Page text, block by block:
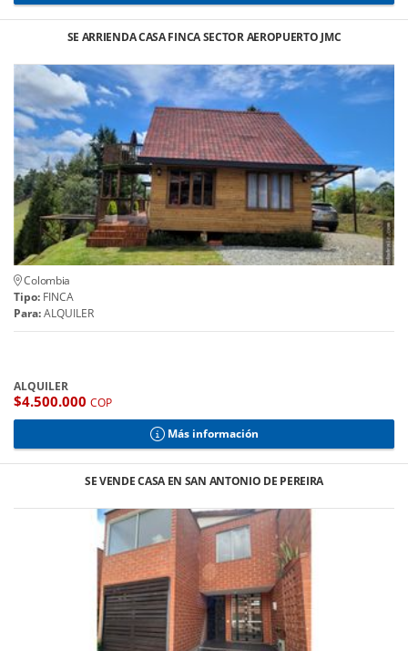
SE ARRIENDA CASA FINCA SECTOR AEROPUERTO JMC
Colombia
Tipo: FINCA
Para:ALQUILER
ALQUILER
$4.500.000 COP
Más información
SE VENDE CASA EN SAN ANTONIO DE PEREIRA